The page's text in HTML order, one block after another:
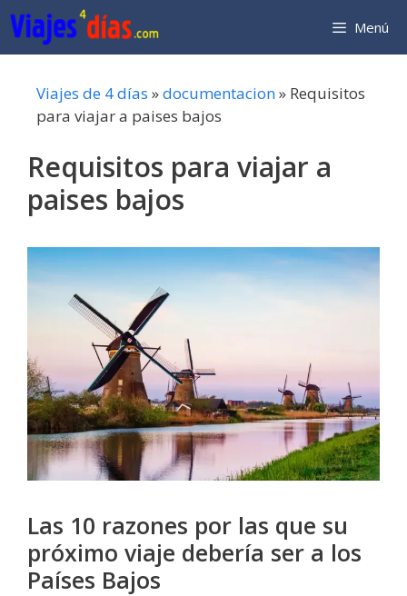
Saltar
al
contenido
Menú
Viajes de 4 días »documentacion» Requisitos
para viajar a paises bajos
Requisitos para viajar a
paises bajos
Las 10 razones por las que su
próximo viaje debería ser a los
Países Bajos